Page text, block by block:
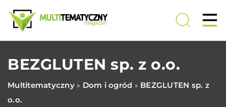
BEZGLUTEN sp. z o.o.
Multitematyczny» Dom i ogród » BEZGLUTEN sp. z
o.o.